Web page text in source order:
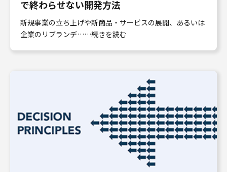
で終わらせない開発方法
新規事業の立ち上げや新商品・サービスの展開、あるいは
企業のリブランデ……続きを読む